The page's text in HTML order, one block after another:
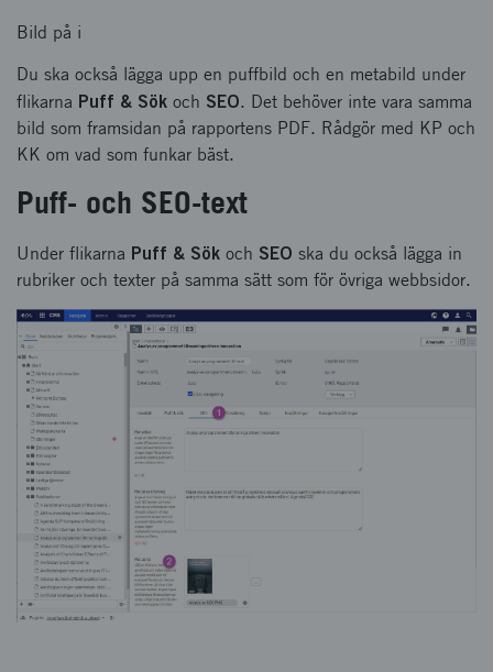
Bild på i
Du ska också lägga upp en puffbild och en metabild under
flikarna Puff & Sök och SEO. Det behöver inte vara samma
bild som framsidan på rapportens PDF. Rådgör med KP och
KK om vad som funkar bäst.
Puff- och SEO-text
Under flikarna Puff & Sök och SEO ska du också lägga in
rubriker och texter på samma sätt som för övriga webbsidor.